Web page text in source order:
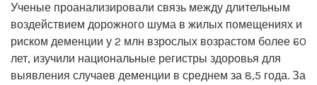
Ученые проанализировали связь между длительным
воздействием дорожного шума в жилых помещениях и
риском деменции у 2 млн взрослых возрастом более 60
лет, изучили национальные регистры здоровья для
выявления случаев деменции в среднем за 8,5 года. За